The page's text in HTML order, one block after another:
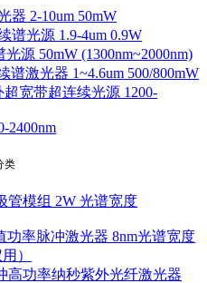
器 2-10um 50mW
谱光源 1.9-4um 0.9W
源 50mW (1300nm~2000nm)
谱激光器 1~4.6um 500/800mW
宽带超连续光源 1200-
2400nm
类
管模组 2W 光谱宽度
功率脉冲激光器 8nm光谱宽度
）
高功率纳秒紫外光纤激光器